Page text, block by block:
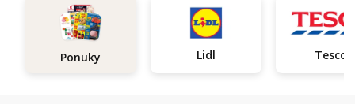
Ponuky Lidl Tesco